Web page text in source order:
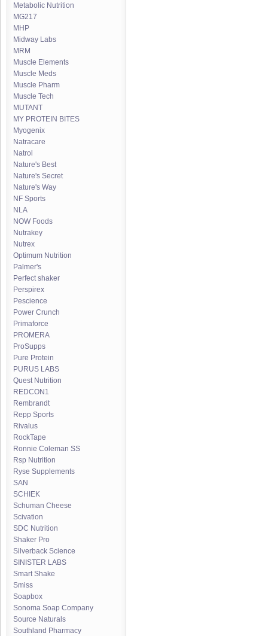
Metabolic Nutrition
MG217
MHP
Midway Labs
MRM
Muscle Elements
Muscle Meds
Muscle Pharm
Muscle Tech
MUTANT
MY PROTEIN BITES
Myogenix
Natracare
Natrol
Nature's Best
Nature's Secret
Nature's Way
NF Sports
NLA
NOW Foods
Nutrakey
Nutrex
Optimum Nutrition
Palmer's
Perfect shaker
Perspirex
Pescience
Power Crunch
Primaforce
PROMERA
ProSupps
Pure Protein
PURUS LABS
Quest Nutrition
REDCON1
Rembrandt
Repp Sports
Rivalus
RockTape
Ronnie Coleman SS
Rsp Nutrition
Ryse Supplements
SAN
SCHIEK
Schuman Cheese
Scivation
SDC Nutrition
Shaker Pro
Silverback Science
SINISTER LABS
Smart Shake
Smiss
Soapbox
Sonoma Soap Company
Source Naturals
Southland Pharmacy